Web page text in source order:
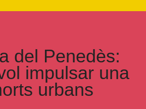
del Penedès:
impulsar una
urbans